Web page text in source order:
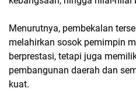
Menurutnya, pembekalan
melahirkan sosok pemimpin
berprestasi, tetapi juga
pembangunan daerah dan
kuat.